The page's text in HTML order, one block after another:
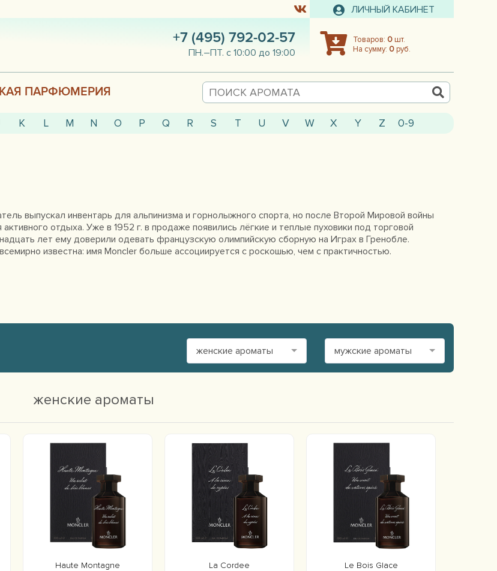
ЛИЧНЫЙ КАБИНЕТ
Товаров: 0шт.
На сумму: 0руб.
+7 (495) 792-02-57
ПН.–ПТ. с 10:00 до 19:00
ПАРФЮМЕРИЯ
K L M N O P Q R S T U V W X Y Z 0-9
выпускал инвентарь для альпинизма и горнолыжного спорта, но после Второй Мировой войны
отдыха. Уже в 1952 г. в продаже появились лёгкие и теплые пуховики под торговой
лет ему доверили одевать французскую олимпийскую сборную на Играх в Гренобле.
известна: имя Moncler больше ассоциируется с роскошью, чем с практичностью.
мужские ароматы
женские ароматы
женские ароматы
Haute Montagne La Cordee Le Bois Glace